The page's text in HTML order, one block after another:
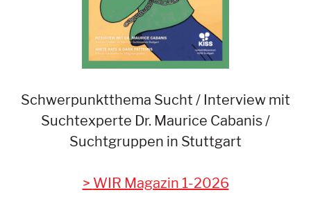
Schwerpunktthema Sucht / Interview mit
Suchtexperte Dr. Maurice Cabanis /
Suchtgruppen in Stuttgart
WIR Magazin 1-2026